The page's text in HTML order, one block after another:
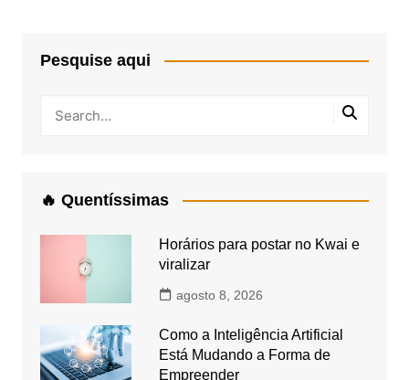
Pesquise aqui
🔥 Quentíssimas
Horários para postar no Kwai e
viralizar
agosto 8, 2026
Como a Inteligência Artificial
Está Mudando a Forma de
Empreender